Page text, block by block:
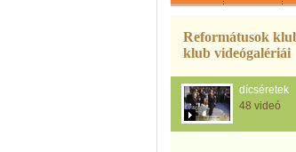
Reformátusok
klub videógalériái
dícséretek
48 videó